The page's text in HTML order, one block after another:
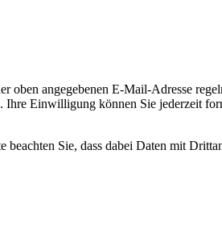
oben angegebenen E-Mail-Adresse
. Ihre Einwilligung können Sie jederzeit
Sie, dass dabei Daten mit